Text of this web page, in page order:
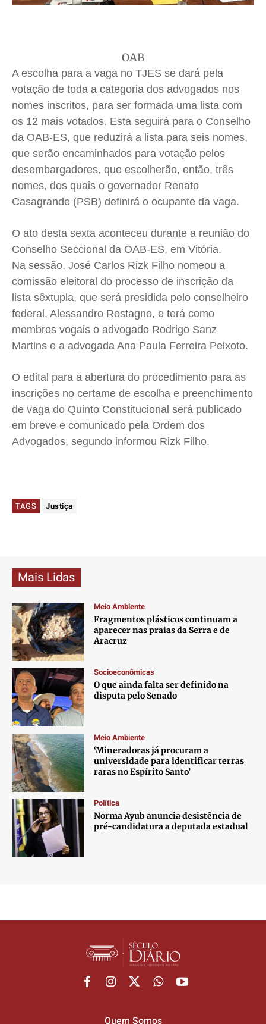
OAB
A escolha para a vaga no TJES se dará pela
votação de toda a categoria dos advogados nos
nomes inscritos, para ser formada uma lista com
os 12 mais votados. Esta seguirá para o Conselho
da OAB-ES, que reduzirá a lista para seis nomes,
que serão encaminhados para votação pelos
desembargadores, que escolherão, então, três
nomes, dos quais o governador Renato
Casagrande (PSB) definirá o ocupante da vaga.
O ato desta sexta aconteceu durante a reunião do
Conselho Seccional da OAB-ES, em Vitória.
Na sessão, José Carlos Rizk Filho nomeou a
comissão eleitoral do processo de inscrição da
lista sêxtupla, que será presidida pelo conselheiro
federal, Alessandro Rostagno, e terá como
membros vogais o advogado Rodrigo Sanz
Martins e a advogada Ana Paula Ferreira Peixoto.
O edital para a abertura do procedimento para as
inscrições no certame de escolha e preenchimento
de vaga do Quinto Constitucional será publicado
em breve e comunicado pela Ordem dos
Advogados, segundo informou Rizk Filho.
TAGS Justiça
Mais Lidas
Meio Ambiente
Fragmentos plásticos continuam a
aparecer nas praias da Serra e de
Aracruz
Socioeconômicas
O que ainda falta ser definido na
disputa pelo Senado
Meio Ambiente
‘Mineradoras já procuram a
universidade para identificar terras
raras no Espírito Santo’
Política
Norma Ayub anuncia desistência de
pré-candidatura a deputada estadual
Quem Somos